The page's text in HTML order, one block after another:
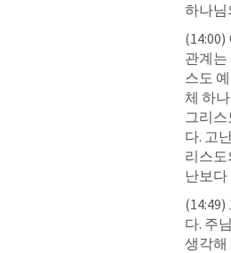
하나님
관계는
스도
체 하
그리스
다. 고
리스도
난보다
다. 주
생각해